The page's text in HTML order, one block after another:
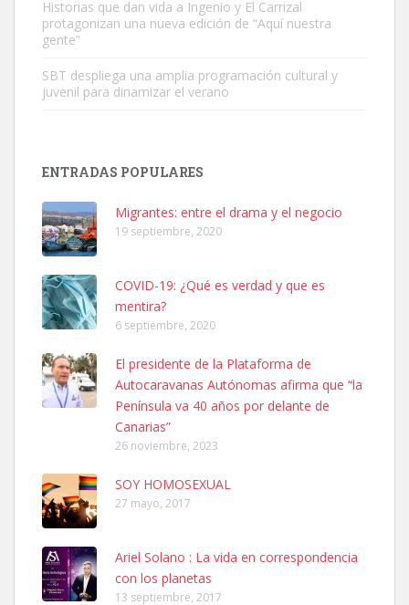
Leales.org » Gran Canaria
SHIBA PERDIDO AVDA JOSE MESA Y LOPEZ
PERRO MACHO RAZA SHIBA CON MICROCHIP PERDIDO HOY
06/07/2025 ZONA MESA Y LOPEZ. ES MUY ASUSTADIZO
Leales.org » Gran Canaria
6.7.2025
Ninfa perdida
El día 5 se los perdió una ninfa papillera, asustada tiene miedo a la
Historias que dan vida a Ingenio y El Carrizal
protagonizan una nueva edición de “Aquí nuestra
gente”
SBT despliega una amplia programación cultural y
juvenil para dinamizar el verano
ENTRADAS POPULARES
Migrantes: entre el drama y el negocio
19 septiembre, 2020
COVID-19: ¿Qué es verdad y que es
mentira?
6 septiembre, 2020
El presidente de la Plataforma de
Autocaravanas Autónomas afirma que “la
Península va 40 años por delante de
Canarias”
26 noviembre, 2023
SOY HOMOSEXUAL
27 mayo, 2017
Ariel Solano : La vida en correspondencia
con los planetas
13 septiembre, 2017